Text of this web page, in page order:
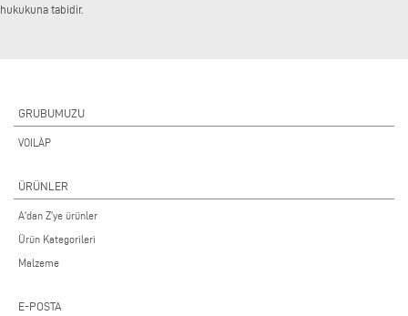
hukukuna tabidir.
GRUBUMUZU
VOILÀP
ÜRÜNLER
A'dan Z'ye ürünler
Ürün Kategorileri
Malzeme
E-POSTA